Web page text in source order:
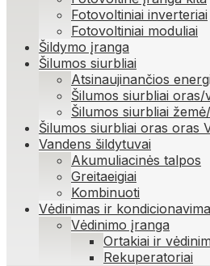
Fotovoltiniai inverteriai
Fotovoltiniai moduliai
Šildymo įranga
Šilumos siurbliai
Atsinaujinančios
Šilumos siurbliai oras/
Šilumos siurbliai
Šilumos siurbliai oras oras
Vandens šildytuvai
Akumuliacinės talpos
Greitaeigiai
Kombinuoti
Vėdinimas ir
Vėdinimo įranga
Ortakiai ir
Rekuperatoriai